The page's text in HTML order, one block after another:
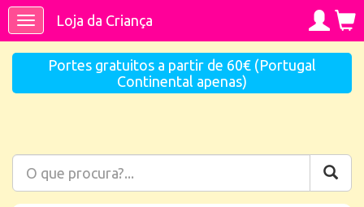
ToggleLoja da Criança
Portes gratuitos a partir de 60€ (Portugal
Continental apenas)